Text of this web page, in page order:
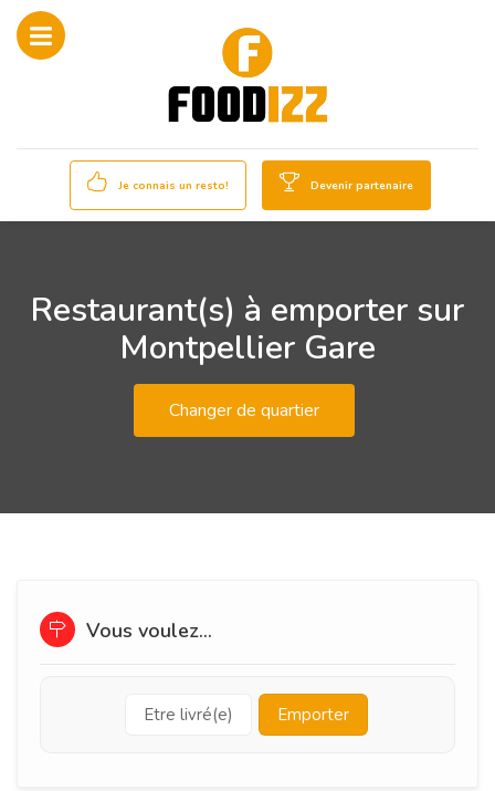
Je connais un resto! Devenir partenaire
Restaurant(s) à emporter sur
Montpellier Gare
Changer de quartier
Vous voulez...
Etre livré(e) Emporter